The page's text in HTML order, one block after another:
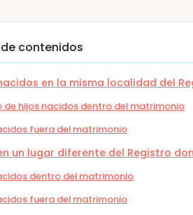
contenidos
en la misma localidad del
de hijos nacidos dentro del matrimonio
fuera del matrimonio
un lugar diferente del Registro
dentro del matrimonio
fuera del matrimonio